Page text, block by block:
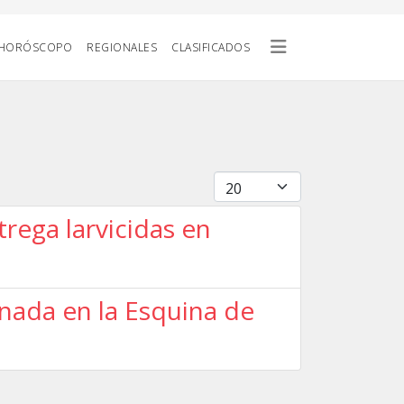
REGIONALES CLASIFICADOS
Cantidad
larvicidas en
en la Esquina de